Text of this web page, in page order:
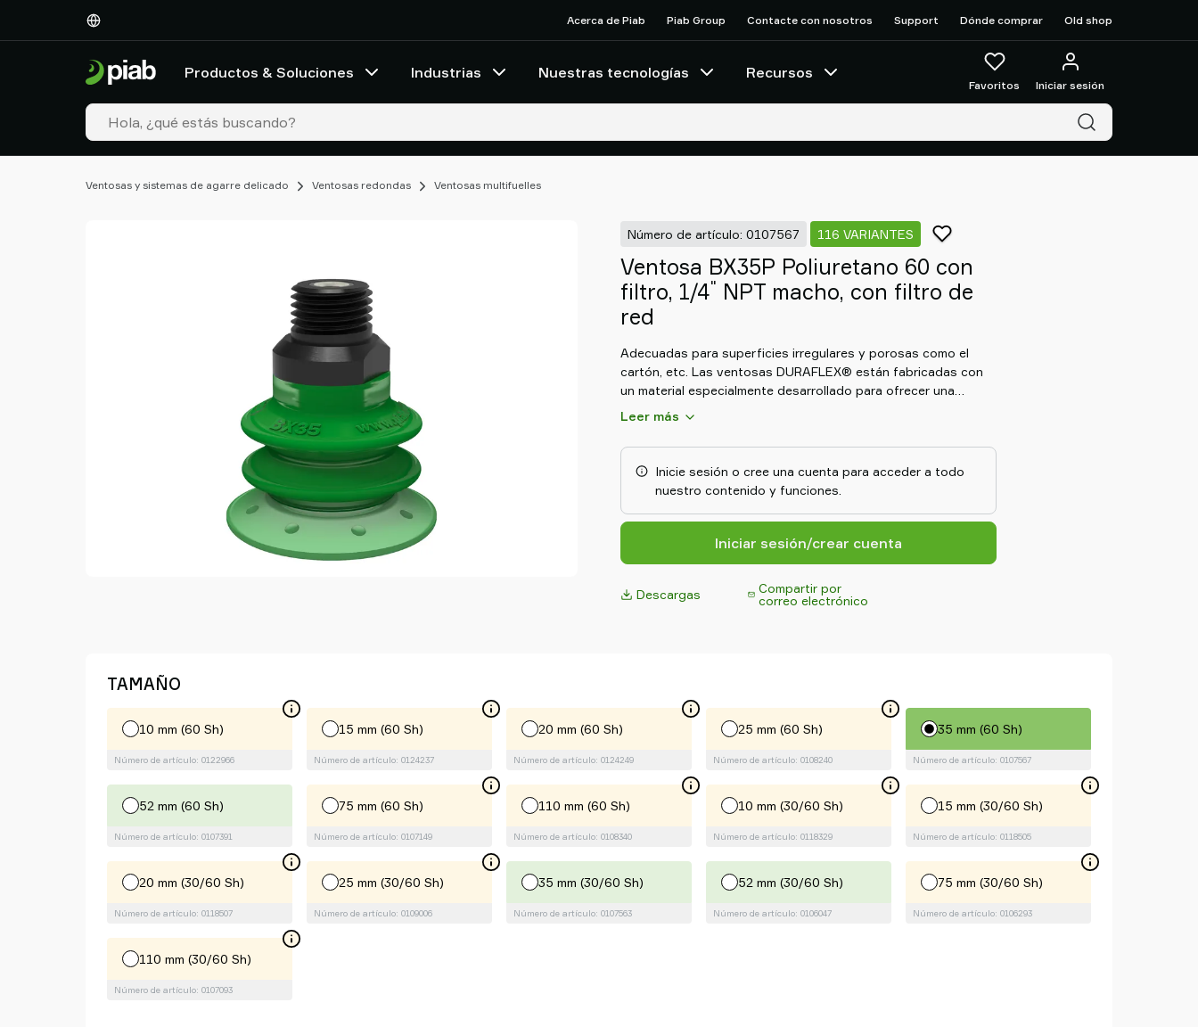
Acerca de Piab Piab Group Contacte con nosotros Support Dónde comprar Old shop
Productos & Soluciones Industrias Nuestras tecnologías Recursos
Favoritos Iniciar sesión
Ventosas y sistemas de agarre delicado Ventosas redondas Ventosas multifuelles
Número de artículo: 0107567 116 VARIANTES
Ventosa BX35P Poliuretano 60 con
filtro, 1/4" NPT macho, con filtro de
red
Adecuadas para superficies irregulares y porosas como el
cartón, etc. Las ventosas DURAFLEX® están fabricadas con
un material especialmente desarrollado para ofrecer una
combinación de elasticidad del caucho y resistencia al
DURAFLEX® no deja marcas.
Leer más
Inicie sesión o cree una cuenta para acceder a todo
nuestro contenido y funciones.
Iniciar sesión/crear cuenta
Descargas
Compartir por
correo electrónico
TAMAÑO
10 mm (60 Sh)
Número de artículo: 0122966
15 mm (60 Sh)
Número de artículo: 0124237
20 mm (60 Sh)
Número de artículo: 0124249
25 mm (60 Sh)
Número de artículo: 0108240
35 mm (60 Sh)
Número de artículo: 0107567
52 mm (60 Sh)
Número de artículo: 0107391
75 mm (60 Sh)
Número de artículo: 0107149
110 mm (60 Sh)
Número de artículo: 0108340
10 mm (30/60 Sh)
Número de artículo: 0118329
15 mm (30/60 Sh)
Número de artículo: 0118505
20 mm (30/60 Sh)
Número de artículo: 0118507
25 mm (30/60 Sh)
Número de artículo: 0109006
35 mm (30/60 Sh)
Número de artículo: 0107563
52 mm (30/60 Sh)
Número de artículo: 0106047
75 mm (30/60 Sh)
Número de artículo: 0106293
110 mm (30/60 Sh)
Número de artículo: 0107093
Productos
Industrias
Recursos